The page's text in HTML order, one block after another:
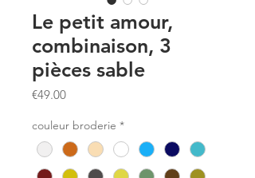
Le petit amour,
combinaison, 3
pièces sable
€49.00Price
couleur broderie *